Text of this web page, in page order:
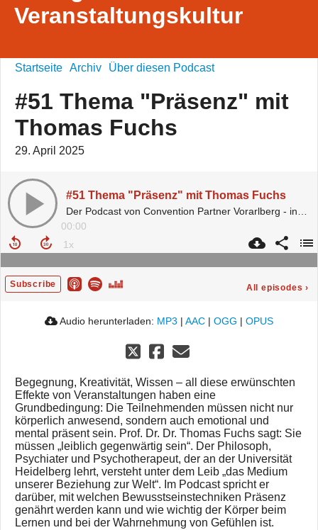
Veranstaltungskultur
Startseite Archiv Über diesen Podcast
#51 Thema "Präsenz" mit
Thomas Fuchs
29. April 2025
#51 Thema "Präsenz" mit Thomas Fuchs
00:00
Subscribe All episodes ›
Audio herunterladen: MP3 | AAC | OGG | OPUS
Begegnung, Kreativität, Wissen – all diese erwünschten
Effekte von Veranstaltungen haben eine
Grundbedingung: Die Teilnehmenden müssen nicht nur
körperlich anwesend, sondern auch emotional und
mental präsent sein. Prof. Dr. Dr. Thomas Fuchs sagt: Sie
müssen „leiblich gegenwärtig sein“. Der Philosoph,
Psychiater und Psychotherapeut, der an der Universität
Heidelberg lehrt, versteht unter dem Leib „das Medium
unserer Beziehung zur Welt“. Im Podcast spricht er
darüber, mit welchen Bewusstseinstechniken Präsenz
genährt werden kann und wie wichtig der Körper beim
Lernen und bei der Wahrnehmung von Gefühlen ist.